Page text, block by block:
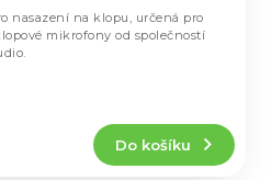
Do košíku
nasazení na klopu, určená pro
mikrofony od společností